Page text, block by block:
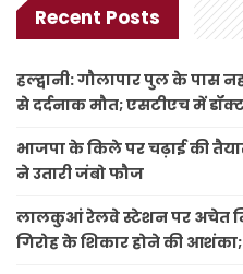
Recent Posts
हल्द्वानी: गौलापार पुल के पास
से दर्दनाक मौत; एसटीएच में
भाजपा के किले पर चढ़ाई की
ने उतारी जंबो फौज
लालकुआं रेलवे स्टेशन पर अचेत
गिरोह के शिकार होने की आशंका;